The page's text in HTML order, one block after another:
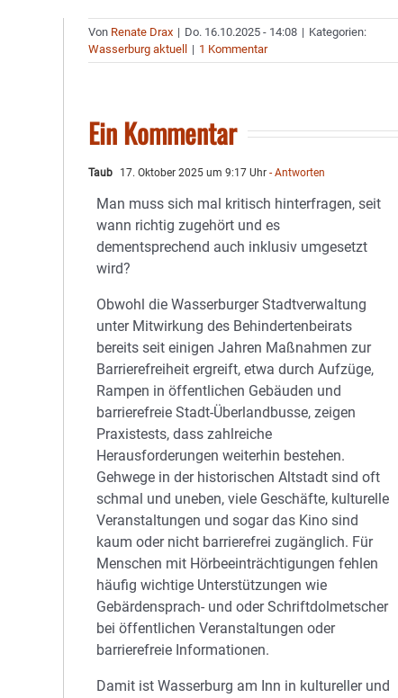
Von Renate Drax | Do. 16.10.2025 - 14:08 | Kategorien:
Wasserburg aktuell
| 1 Kommentar
Ein Kommentar
Taub 17. Oktober 2025 um 9:17 Uhr - Antworten
Man muss sich mal kritisch hinterfragen, seit
wann richtig zugehört und es
dementsprechend auch inklusiv umgesetzt
wird?
Obwohl die Wasserburger Stadtverwaltung
unter Mitwirkung des Behindertenbeirats
bereits seit einigen Jahren Maßnahmen zur
Barrierefreiheit ergreift, etwa durch Aufzüge,
Rampen in öffentlichen Gebäuden und
barrierefreie Stadt-Überlandbusse, zeigen
Praxistests, dass zahlreiche
Herausforderungen weiterhin bestehen.
Gehwege in der historischen Altstadt sind oft
schmal und uneben, viele Geschäfte, kulturelle
Veranstaltungen und sogar das Kino sind
kaum oder nicht barrierefrei zugänglich. Für
Menschen mit Hörbeeinträchtigungen fehlen
häufig wichtige Unterstützungen wie
Gebärdensprach- und oder Schriftdolmetscher
bei öffentlichen Veranstaltungen oder
barrierefreie Informationen.
Damit ist Wasserburg am Inn in kultureller und